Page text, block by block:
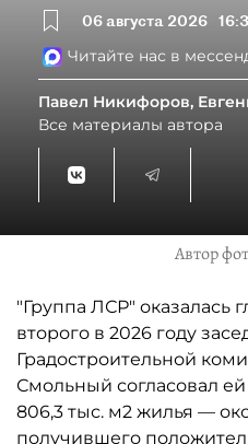
06 августа 2026
Читайте нас в
Павел Никифоров,
Все материалы автора
Автор
"Группа ЛСР"
второго в 2026 году
Градостроительной
Смольный согласовал
806,3 тыс. м2 жилья —
получившего